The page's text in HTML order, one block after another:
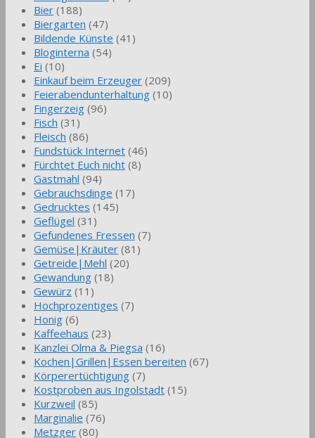
Bier (188)
Biergarten (47)
Bildende Künste (41)
Bloginterna (54)
Ei (10)
Einkauf beim Erzeuger (209)
Feierabendunterhaltung (10)
Fingerzeig (96)
Fisch (31)
Fleisch (86)
Fundstück Internet (46)
Fürchtet Euch nicht (8)
Gastmahl (94)
Gebrauchsdinge (17)
Gedrucktes (145)
Geflügel (31)
Gefundenes Fressen (7)
Gemüse|Kräuter (81)
Getreide|Mehl (20)
Gewandung (18)
Gewürz (11)
Hochprozentiges (7)
Honig (6)
Kaffeehaus (23)
Kanzlei Olma & Piegsa (16)
Kochen|Grillen|Essen bereiten (67)
Körperertüchtigung (7)
Kostproben aus Ingolstadt (15)
Kurzweil (85)
Marginalie (76)
Metzger (80)